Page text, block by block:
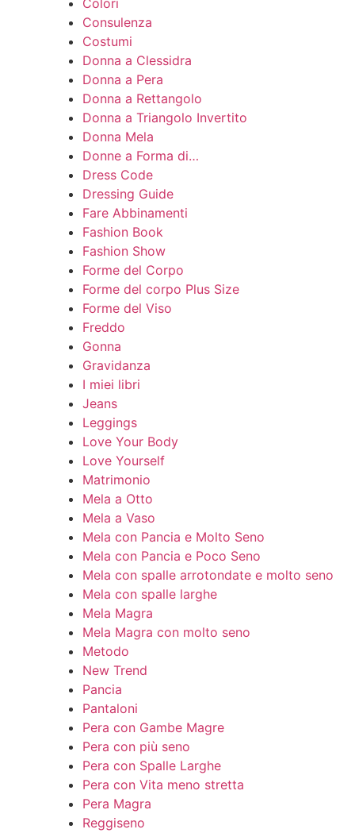
Colori
Consulenza
Costumi
Donna a Clessidra
Donna a Pera
Donna a Rettangolo
Donna a Triangolo Invertito
Donna Mela
Donne a Forma di…
Dress Code
Dressing Guide
Fare Abbinamenti
Fashion Book
Fashion Show
Forme del Corpo
Forme del corpo Plus Size
Forme del Viso
Freddo
Gonna
Gravidanza
I miei libri
Jeans
Leggings
Love Your Body
Love Yourself
Matrimonio
Mela a Otto
Mela a Vaso
Mela con Pancia e Molto Seno
Mela con Pancia e Poco Seno
Mela con spalle arrotondate e molto seno
Mela con spalle larghe
Mela Magra
Mela Magra con molto seno
Metodo
New Trend
Pancia
Pantaloni
Pera con Gambe Magre
Pera con più seno
Pera con Spalle Larghe
Pera con Vita meno stretta
Pera Magra
Reggiseno